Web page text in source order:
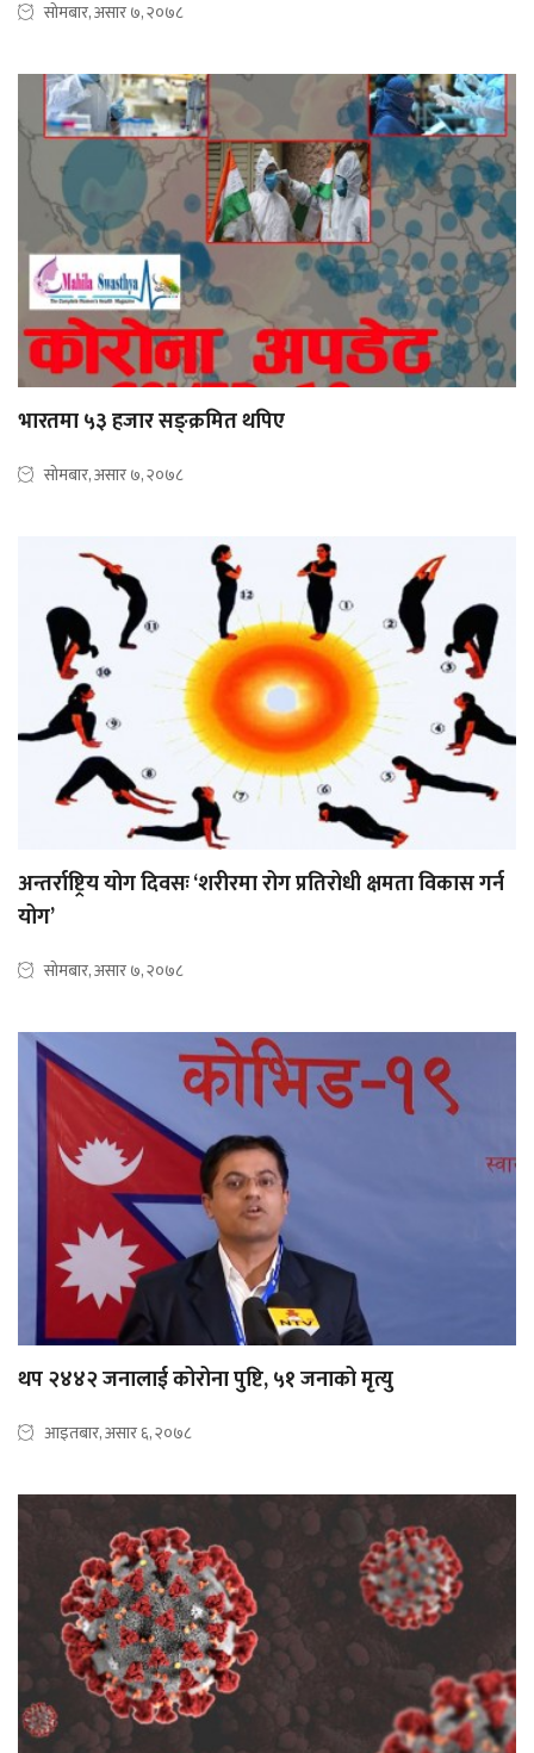
सोमबार, असार ७, २०७८
भारतमा ५३ हजार सङ्क्रमित थपिए
सोमबार, असार ७, २०७८
अन्तर्राष्ट्रिय योग दिवसः ‘शरीरमा रोग प्रतिरोधी क्षमता विकास गर्न
योग’
सोमबार, असार ७, २०७८
थप २४४२ जनालाई कोरोना पुष्टि, ५१ जनाको मृत्यु
आइतबार, असार ६, २०७८